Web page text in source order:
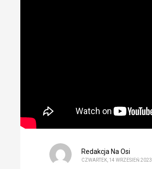
Redakcja Na Osi
CZWARTEK, 14 WRZESIEŃ 2023